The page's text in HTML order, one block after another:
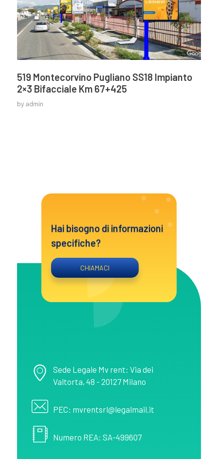
519 Montecorvino Pugliano SS18 Impianto
2×3 Bifacciale Km 67+425
by admin
Hai bisogno di informazioni
specifiche?
CHIAMACI
Sede Legale Mv rent: Via dei
Valtorta, 48 - 20127 Milano
PEC: mvrentsrl@legalmail.it
Numero REA: SA-499607